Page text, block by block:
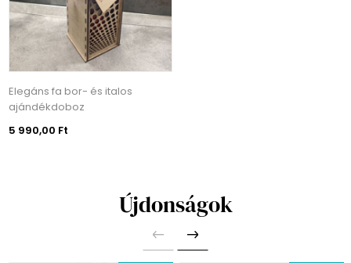
Elegáns fa bor- és italos
ajándékdoboz
5 990,00 Ft
Újdonságok